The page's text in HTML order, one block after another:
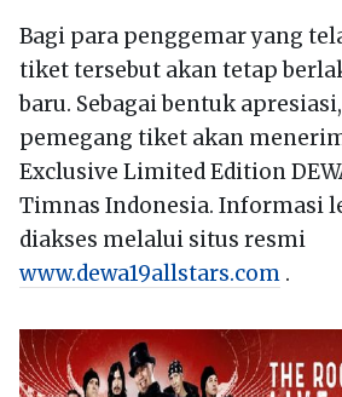
Bagi para penggemar yang
tiket tersebut akan tetap
baru. Sebagai bentuk
pemegang tiket akan
Exclusive Limited Edition
Timnas Indonesia. Informasi
diakses melalui situs resmi
www.dewa19allstars.com .